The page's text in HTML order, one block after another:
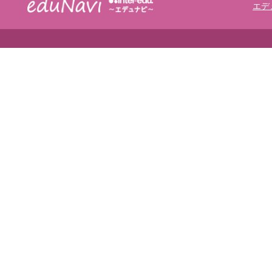
エデ